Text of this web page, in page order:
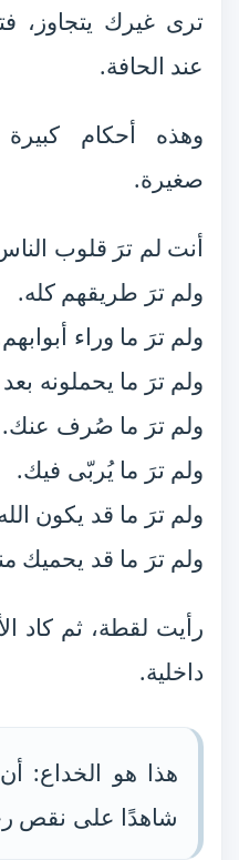
ترى غيرك يتجاوز،
عند الحافة.
وهذه أحكام
صغيرة.
أنت لم ترَ قلوب
ولم ترَ طريقهم كله.
ولم ترَ ما وراء
ولم ترَ ما يحملونه
ولم ترَ ما صُرف عنك.
ولم ترَ ما يُربّى فيك.
ولم ترَ ما قد يكون
ولم ترَ ما قد يحميك
رأيت لقطة، ثم كاد
داخلية.
هذا هو الخداع:
شاهدًا على نقص